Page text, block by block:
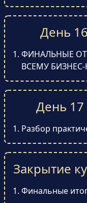
День
ФИНАЛЬНЫЕ
ВСЕМУ БИЗНЕС-
День 17
Разбор
Закрытие
Финальные